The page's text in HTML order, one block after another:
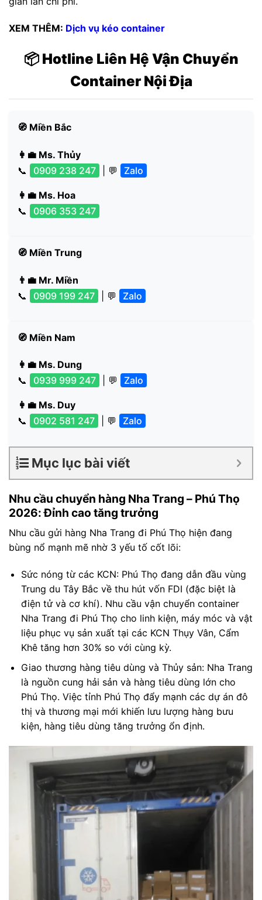
XEM THÊM: Dịch vụ kéo container
📦 Hotline Liên Hệ Vận Chuyển
Container Nội Địa
🧭 Miền Bắc
👩‍💼 Ms. Thủy
📞
0909 238 247 | 💬 Zalo
👩‍💼 Ms. Hoa
📞
0906 353 247
🧭 Miền Trung
👨‍💼 Mr. Miền
📞
0909 199 247 | 💬 Zalo
🧭 Miền Nam
👩‍💼 Ms. Dung
📞
0939 999 247 | 💬 Zalo
👩‍💼 Ms. Duy
📞
0902 581 247 | 💬 Zalo
Mục lục bài viết
Nhu cầu chuyển hàng Nha Trang – Phú Thọ
2026: Đỉnh cao tăng trưởng
Nhu cầu gửi hàng Nha Trang đi Phú Thọ hiện đang
bùng nổ mạnh mẽ nhờ 3 yếu tố cốt lõi:
Sức nóng từ các KCN: Phú Thọ đang dẫn đầu vùng
Trung du Tây Bắc về thu hút vốn FDI (đặc biệt là
điện tử và cơ khí). Nhu cầu vận chuyển container
Nha Trang đi Phú Thọ cho linh kiện, máy móc và vật
liệu phục vụ sản xuất tại các KCN Thụy Vân, Cẩm
Khê tăng hơn 30% so với cùng kỳ.
Giao thương hàng tiêu dùng và Thủy sản: Nha Trang
là nguồn cung hải sản và hàng tiêu dùng lớn cho
Phú Thọ. Việc tỉnh Phú Thọ đẩy mạnh các dự án đô
thị và thương mại mới khiến lưu lượng hàng bưu
kiện, hàng tiêu dùng tăng trưởng ổn định.